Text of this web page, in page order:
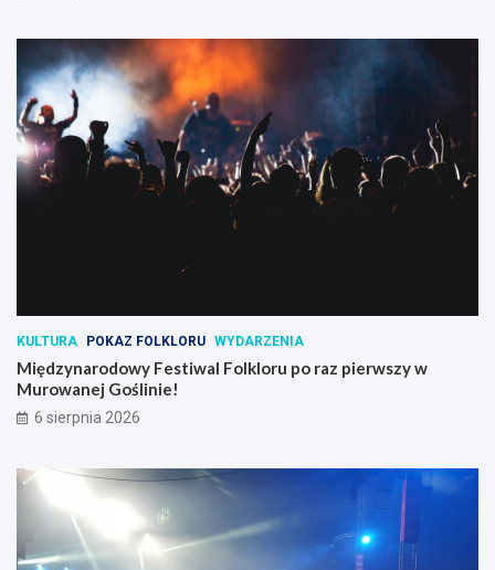
KULTURA POKAZ FOLKLORU WYDARZENIA
Międzynarodowy Festiwal Folkloru po raz pierwszy w
Murowanej Goślinie!
6 sierpnia 2026